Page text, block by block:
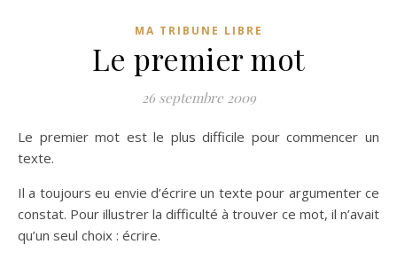
MA TRIBUNE LIBRE
Le premier mot
26 septembre 2009
Le premier mot est le plus difficile pour commencer un
texte.
Il a toujours eu envie d’écrire un texte pour argumenter ce
constat. Pour illustrer la difficulté à trouver ce mot, il n’avait
qu’un seul choix : écrire.